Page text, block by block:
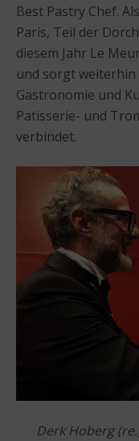
Best Pastry Chef.
Paris, Teil der
diesem Jahr Le
und sorgt
Gastronomie und
Patisserie- und
verbindet.
Derk Hoberg